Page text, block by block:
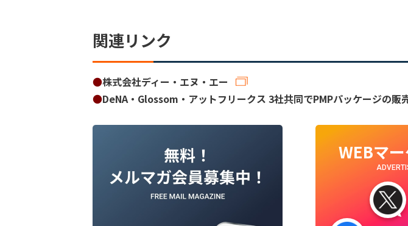
関連リンク
●株式会社ディー・エヌ・エー
●DeNA・Glossom・アットフリークス 3社共同でPMPパッケージの販
WEBマ